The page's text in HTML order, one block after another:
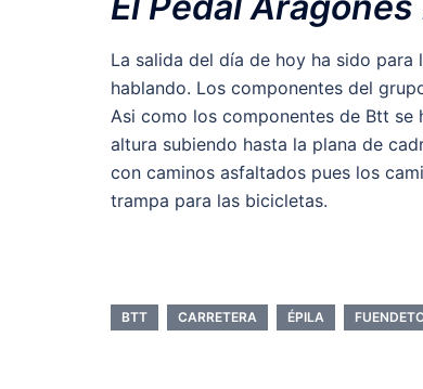
La salida del día de hoy ha sido
hablando. Los componentes del
Asi como los componentes de Btt se
altura subiendo hasta la plana de
con caminos asfaltados pues los
trampa para las bicicletas.
BTT CARRETERA ÉPILA